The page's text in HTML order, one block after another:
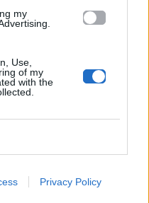
my
Use,
of my
with the
Privacy Policy
μ’ αφήνεις
το μαχαίρι